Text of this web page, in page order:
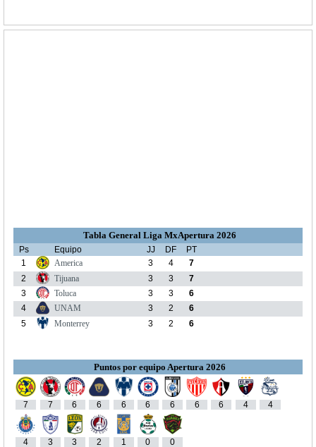
Tabla General Liga MxApertura 2026
Ps Equipo JJ DF
PT
1
America 3 4
7
2
Tijuana 3 3
7
3
Toluca 3 3
6
4
UNAM 3 2
6
5
Monterrey 3 2 6
Puntos por equipo Apertura 2026
7 7 6 6 6 6 6 6 6 4 4
4 3 3 2 1 0 0